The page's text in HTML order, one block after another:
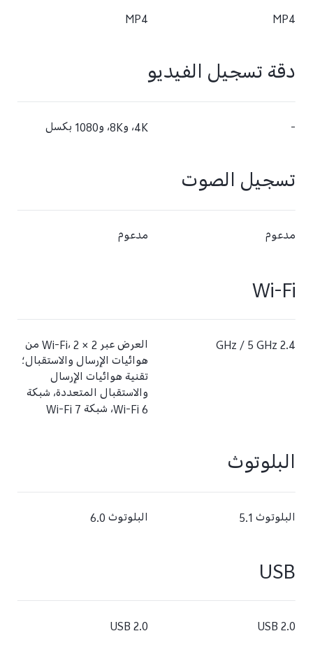
MP4
MP4
دقة تسجيل الفيديو
- 4K، و8K، و1080 بكسل
تسجيل الصوت
مدعوم مدعوم
Wi-Fi
2.4 GHz / 5 GHz
‏‫العرض عبر Wi-Fi، 2 × 2 من
هوائيات الإرسال والاستقبال؛
تقنية هوائيات الإرسال
والاستقبال المتعددة، شبكة
Wi-Fi 6، شبكة Wi-Fi 7
البلوتوث
البلوتوث 5.1 البلوتوث 6.0
USB
USB 2.0
USB 2.0